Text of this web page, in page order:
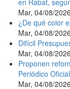
en Rabat,
Mar, 04/08/2026
¿De qué color
Mar, 04/08/2026
Difícil
Mar, 04/08/2026
Proponen
Periódico Oficial
Mar, 04/08/2026